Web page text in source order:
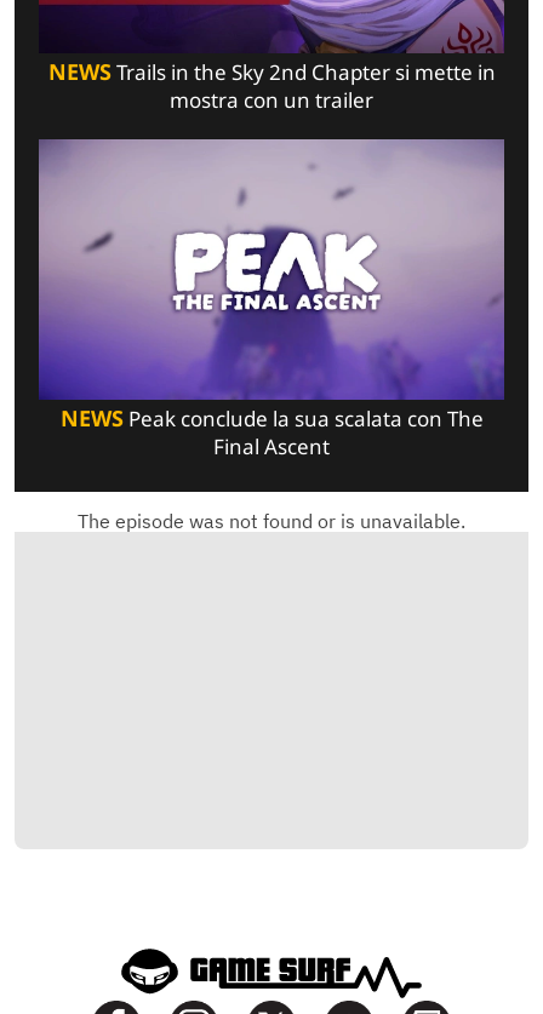
NEWSTrails in the Sky 2nd Chapter si mette in
mostra con un trailer
NEWSPeak conclude la sua scalata con The
Final Ascent